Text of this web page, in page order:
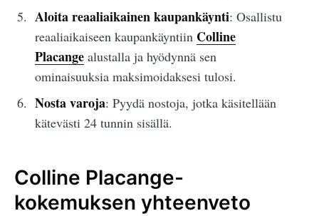
Aloita reaaliaikainen kaupankäynti: Osallistu
reaaliaikaiseen kaupankäyntiin Colline
Placangealustalla ja hyödynnä sen
ominaisuuksia maksimoidaksesi tulosi.
Nosta varoja: Pyydä nostoja, jotka käsitellään
kätevästi 24 tunnin sisällä.
Colline Placange-
kokemuksen yhteenveto